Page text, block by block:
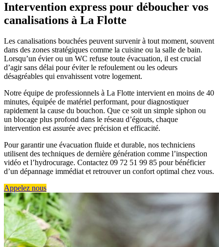
Intervention express pour déboucher vos
canalisations à La Flotte
Les canalisations bouchées peuvent survenir à tout moment, souvent
dans des zones stratégiques comme la cuisine ou la salle de bain.
Lorsqu’un évier ou un WC refuse toute évacuation, il est crucial
d’agir sans délai pour éviter le refoulement ou les odeurs
désagréables qui envahissent votre logement.
Notre équipe de professionnels à La Flotte intervient en moins de 40
minutes, équipée de matériel performant, pour diagnostiquer
rapidement la cause du bouchon. Que ce soit un simple siphon ou
un blocage plus profond dans le réseau d’égouts, chaque
intervention est assurée avec précision et efficacité.
Pour garantir une évacuation fluide et durable, nos techniciens
utilisent des techniques de dernière génération comme l’inspection
vidéo et l’hydrocurage. Contactez 09 72 51 99 85 pour bénéficier
d’un dépannage immédiat et retrouver un confort optimal chez vous.
Appelez nous